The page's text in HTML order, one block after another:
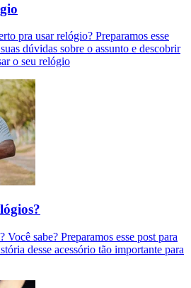
pra usar relógio? Preparamos esse
dúvidas sobre o assunto e descobrir
o seu relógio
sabe? Preparamos esse post para
desse acessório tão importante para